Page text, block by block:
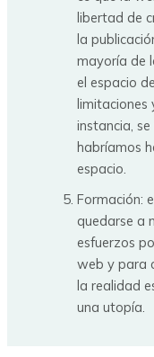
libertad de
la
mayoría de
el espacio
limitaciones
instancia,
habríamos
espacio.
Formación:
quedarse a
esfuerzos
web y para
la realidad
una utopía.